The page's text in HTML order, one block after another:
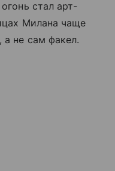
стал арт-
Милана чаще
а не сам факел.